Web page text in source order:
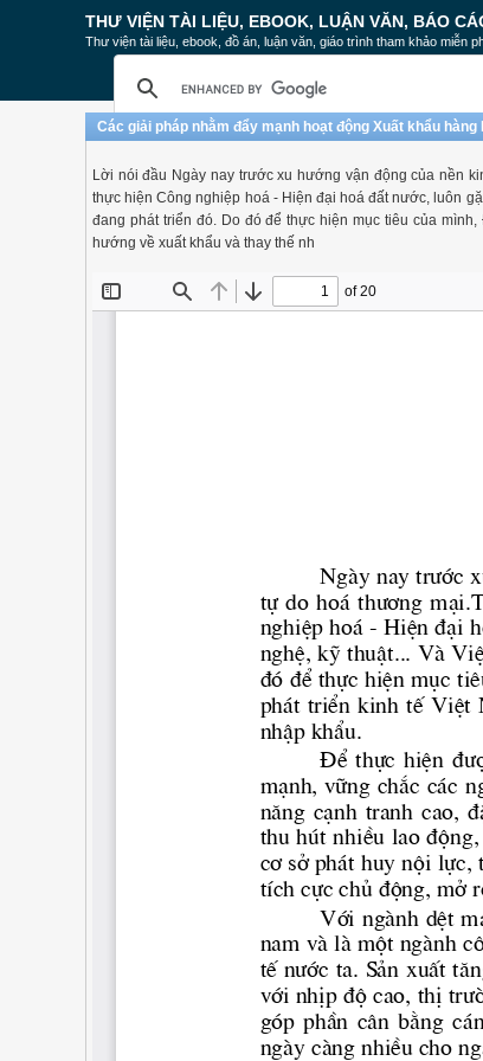
THƯ VIỆN TÀI LIỆU, EBOOK, LUẬN VĂN, BÁO
Thư viện tài liệu, ebook, đồ án, luận văn, giáo trình tham khảo miễn
Các giải pháp nhằm đẩy mạnh hoạt động Xuất khẩu
Lời nói đầu Ngày nay trước xu hướng vận động của nền
thực hiện Công nghiệp hoá - Hiện đại hoá đất nước, luôn
đang phát triển đó. Do đó để thực hiện mục tiêu của
hướng về xuất khẩu và thay thế nh